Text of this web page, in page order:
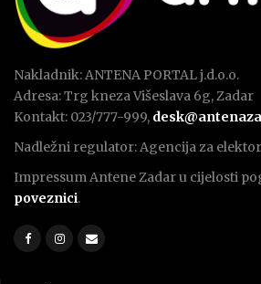
Nakladnik: ANTENA PORTAL j.d.o.o.
Adresa: Trg kneza Višeslava 6g, Zadar
Kontakt: 023/777-999,
Nadležni regulator: Agencija za
Impressum Antene Zadar u cijelosti
poveznici.